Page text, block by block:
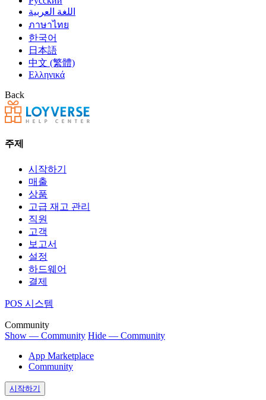
اللغة العربية
ภาษาไทย
한국어
日本語
中文 (繁體)
Ελληνικά
Back
주제
시작하기
매출
상품
고급 재고 관리
직원
고객
보고서
설정
하드웨어
결제
POS 시스템
Community
Show — Community Hide — Community
App Marketplace
Community
시작하기